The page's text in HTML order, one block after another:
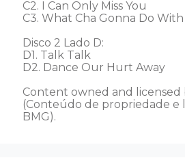
C2. I Can Only Miss You
C3. What Cha Gonna Do
Disco 2 Lado D:
D1. Talk Talk
D2. Dance Our Hurt Away
Content owned and licensed
(Conteúdo de propriedade e
BMG).